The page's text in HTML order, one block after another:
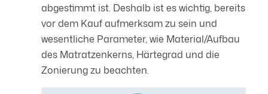
abgestimmt ist. Deshalb ist es wichtig, bereits
vor dem Kauf aufmerksam zu sein und
wesentliche Parameter, wie Material/Aufbau
des Matratzenkerns, Härtegrad und die
Zonierung zu beachten.